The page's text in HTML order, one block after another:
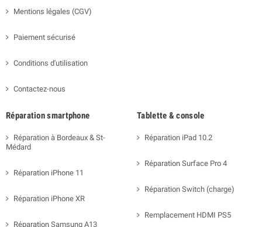
Mentions légales (CGV)
Paiement sécurisé
Conditions d'utilisation
Contactez-nous
Réparation smartphone
Réparation à Bordeaux & St-
Médard
Réparation iPhone 11
Réparation iPhone XR
Réparation Samsung A13
Tablette & console
Réparation iPad 10.2
Réparation Surface Pro 4
Réparation Switch (charge)
Remplacement HDMI PS5